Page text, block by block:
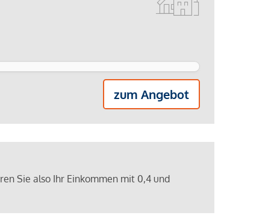
zum Angebot
Sie also Ihr Einkommen mit 0,4 und